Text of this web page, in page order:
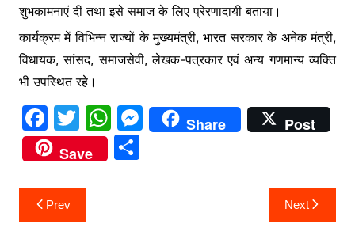
शुभकामनाएं दीं तथा इसे समाज के लिए प्रेरणादायी बताया।
कार्यक्रम में विभिन्न राज्यों के मुख्यमंत्री, भारत सरकार के अनेक मंत्री,
विधायक, सांसद, समाजसेवी, लेखक-पत्रकार एवं अन्य गणमान्य व्यक्ति
भी उपस्थित रहे।
F
a
c
e
b
T
w
itt
er
W
h
at
M
e
Share
Post
Save
S
Post
navigation
Prev Next